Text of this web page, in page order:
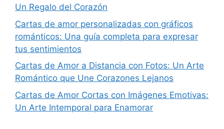
Un Regalo del Corazón
Cartas de amor personalizadas con gráficos
románticos: Una guía completa para expresar
tus sentimientos
Cartas de Amor a Distancia con Fotos: Un Arte
Romántico que Une Corazones Lejanos
Cartas de Amor Cortas con Imágenes Emotivas:
Un Arte Intemporal para Enamorar